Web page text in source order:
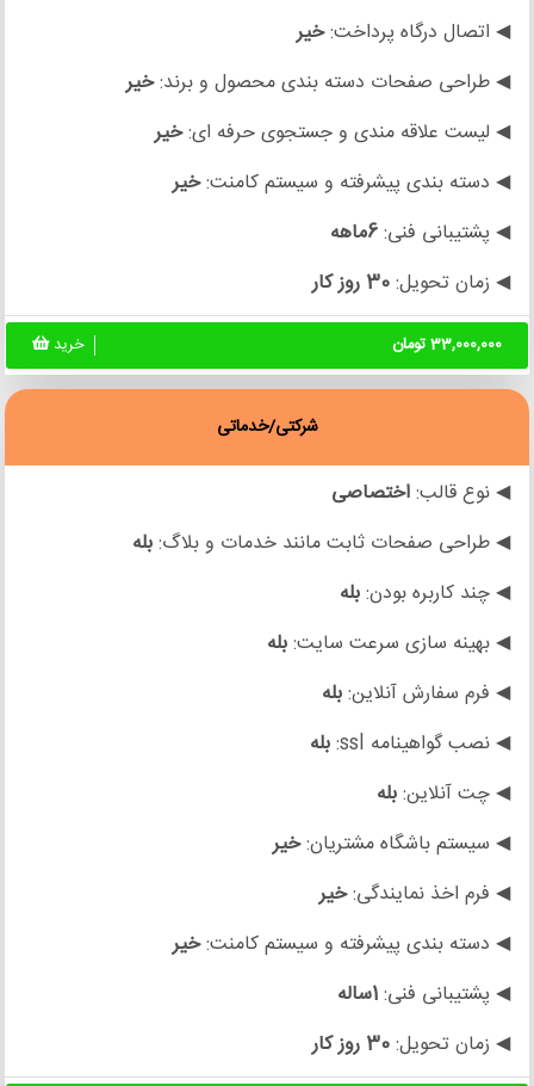
◀ اتصال درگاه پرداخت:خیر
◀ طراحی صفحات دسته بندی محصول و برند:خیر
◀ لیست علاقه مندی و جستجوی حرفه ای:خیر
◀ دسته بندی پیشرفته و سیستم کامنت:خیر
◀ پشتیبانی فنی:6ماهه
◀ زمان تحویل:30 روز کار
33,000,000 تومان خرید
شرکتی/خدماتی
◀ نوع قالب:اختصاصی
◀ طراحی صفحات ثابت مانند خدمات و بلاگ:بله
◀ چند کاربره بودن:بله
◀ بهینه سازی سرعت سایت:بله
◀ فرم سفارش آنلاین:بله
◀ نصب گواهینامه ssl:
بله
◀ چت آنلاین:بله
◀ سیستم باشگاه مشتریان:خیر
◀ فرم اخذ نمایندگی:خیر
◀ دسته بندی پیشرفته و سیستم کامنت:خیر
◀ پشتیبانی فنی:1ساله
◀ زمان تحویل:30 روز کار